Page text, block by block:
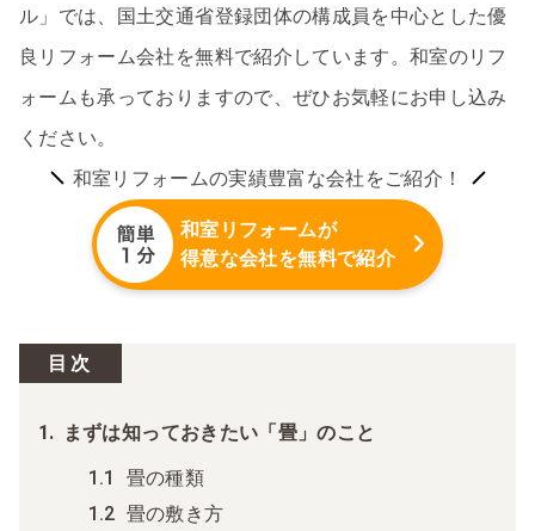
ル」では、国土交通省登録団体の構成員を中心とした優
良リフォーム会社を無料で紹介しています。和室のリフ
ォームも承っておりますので、ぜひお気軽にお申し込み
ください。
和室リフォームの実績豊富な会社をご紹介！
和室リフォームが
得意な会社を無料で紹介
目次
まずは知っておきたい「畳」のこと
畳の種類
畳の敷き方